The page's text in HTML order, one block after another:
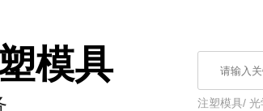
模具
注塑模具/ 光